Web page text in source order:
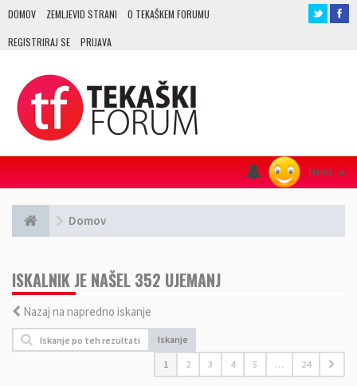
DOMOV ZEMLJEVID STRANI O TEKAŠKEM FORUMU
REGISTRIRAJ SE PRIJAVA
Menu ≡
Domov
ISKALNIK JE NAŠEL 352 UJEMANJ
Nazaj na napredno iskanje
Iskanje
1 2 3 4 5 … 24